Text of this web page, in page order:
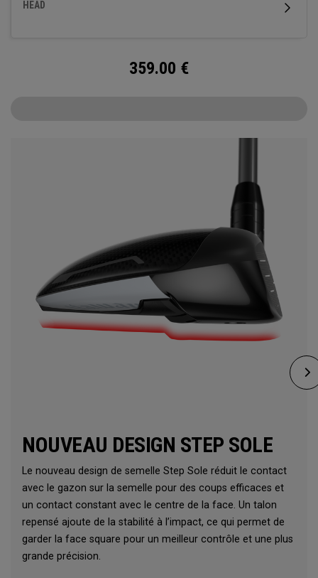
HEAD
359.00 €
NOUVEAU DESIGN STEP SOLE
Le nouveau design de semelle Step Sole réduit le contact
avec le gazon sur la semelle pour des coups efficaces et
un contact constant avec le centre de la face. Un talon
repensé ajoute de la stabilité à l’impact, ce qui permet de
garder la face square pour un meilleur contrôle et une plus
grande précision.